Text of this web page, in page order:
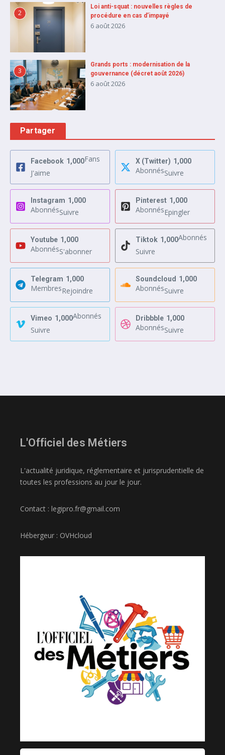
2
Loi anti-squat : nouvelles règles de
procédure en cas d’impayé
6 août 2026
3
Grands ports : modernisation de la
gouvernance (décret août 2026)
6 août 2026
Partager
Facebook 1,000Fans
J'aime
X (Twitter) 1,000
AbonnésSuivre
Instagram 1,000
AbonnésSuivre
Pinterest 1,000
AbonnésEpingler
Youtube 1,000
AbonnésS'abonner
Tiktok 1,000Abonnés
Suivre
Telegram 1,000
MembresRejoindre
Soundcloud 1,000
AbonnésSuivre
Vimeo 1,000Abonnés
Suivre
Dribbble 1,000
AbonnésSuivre
L'Officiel des Métiers
L'actualité juridique, réglementaire et jurisprudentielle de
toutes les professions au jour le jour.
Contact : legipro.fr@gmail.com
Hébergeur : OVHcloud